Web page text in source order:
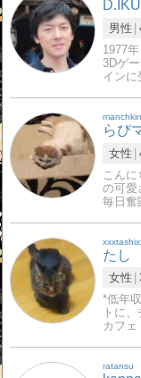
男性
1977
3Dゲ
インに
らび
女性
こん
の可愛
毎日奮
たし
女性
*低年
トに
カフ
ratansu